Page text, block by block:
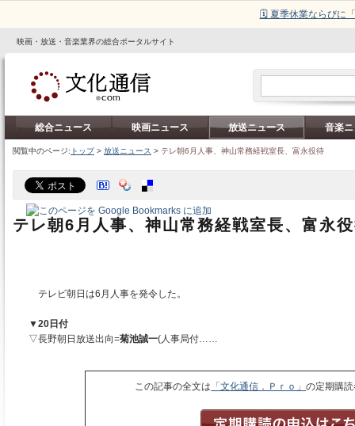
🗓️ 夏季休業ならびに
映画・放送・音楽業界の総合ポータルサイト
総合ニュース 映画ニュース 放送ニュース 音楽
閲覧中のページ: トップ> 放送ニュース > テレ朝6月人事、神山常務経戦室長、富永役待
テレ朝6月人事、神山常務経戦室長、富永
テレビ朝日は6月人事を発令した。
▼20日付
▽長野朝日放送出向=菊池誠一(人事局付……
この記事の全文は 「文化通信．Ｐｒｏ」の定期購